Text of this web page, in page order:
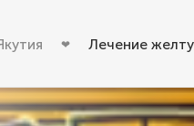
Лечение